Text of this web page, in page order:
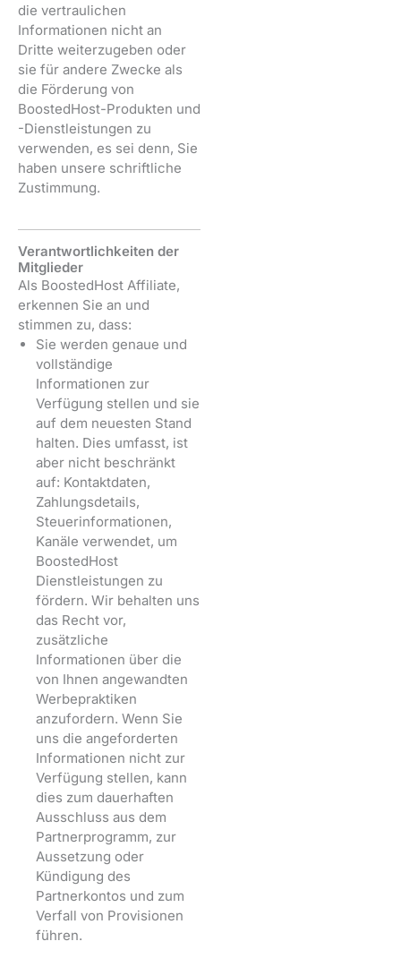
die vertraulichen
Informationen nicht an
Dritte weiterzugeben oder
sie für andere Zwecke als
die Förderung von
BoostedHost-Produkten und
-Dienstleistungen zu
verwenden, es sei denn, Sie
haben unsere schriftliche
Zustimmung.
Verantwortlichkeiten der
Mitglieder
Als BoostedHost Affiliate,
erkennen Sie an und
stimmen zu, dass:
Sie werden genaue und
vollständige
Informationen zur
Verfügung stellen und sie
auf dem neuesten Stand
halten. Dies umfasst, ist
aber nicht beschränkt
auf: Kontaktdaten,
Zahlungsdetails,
Steuerinformationen,
Kanäle verwendet, um
BoostedHost
Dienstleistungen zu
fördern. Wir behalten uns
das Recht vor,
zusätzliche
Informationen über die
von Ihnen angewandten
Werbepraktiken
anzufordern. Wenn Sie
uns die angeforderten
Informationen nicht zur
Verfügung stellen, kann
dies zum dauerhaften
Ausschluss aus dem
Partnerprogramm, zur
Aussetzung oder
Kündigung des
Partnerkontos und zum
Verfall von Provisionen
führen.